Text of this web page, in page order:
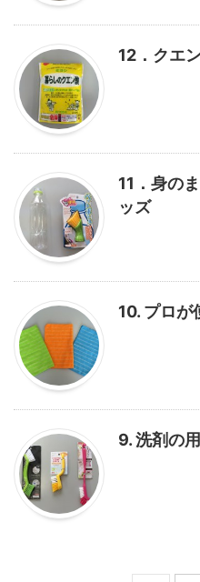
12．クエ
11．身の
ッズ
10. プロが
9. 洗剤の